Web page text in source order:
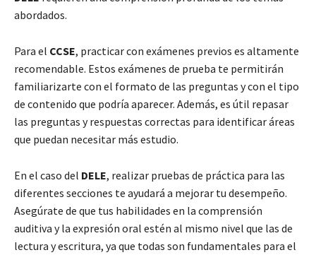
abordados.
Para el CCSE, practicar con exámenes previos es altamente
recomendable. Estos exámenes de prueba te permitirán
familiarizarte con el formato de las preguntas y con el tipo
de contenido que podría aparecer. Además, es útil repasar
las preguntas y respuestas correctas para identificar áreas
que puedan necesitar más estudio.
En el caso del DELE, realizar pruebas de práctica para las
diferentes secciones te ayudará a mejorar tu desempeño.
Asegúrate de que tus habilidades en la comprensión
auditiva y la expresión oral estén al mismo nivel que las de
lectura y escritura, ya que todas son fundamentales para el